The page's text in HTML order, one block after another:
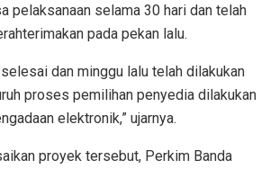
pelaksanaan selama 30 hari dan telah
pada pekan lalu.
dan minggu lalu telah dilakukan
proses pemilihan penyedia dilakukan
elektronik,” ujarnya.
proyek tersebut, Perkim Banda